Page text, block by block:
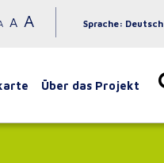
A A Sprache: Deutsch
Über das Projekt